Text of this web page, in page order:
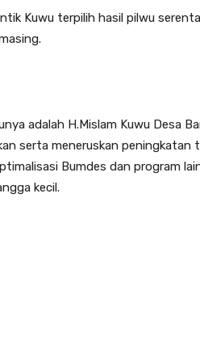
Kuwu terpilih hasil pilwu
adalah H.Mislam Kuwu Desa
serta meneruskan peningkatan
Bumdes dan program
kecil.